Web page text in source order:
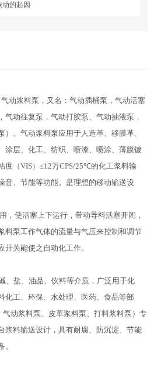
的起因
气动浆料泵，又名：气动插桶泵，气动活塞
气动往复泵，气动打胶泵、气动抽液泵，
。气动浆料泵应用于人造革、移膜革、
涂层、化工、纺织、喷漆、喷涂、薄膜镀
度（VIS）≤12万CPS/25℃的化工浆料输
音、节能等功能。是理想的移动输送设
，使活塞上下运行，带动导料活塞开闭，
料泵工作气体的流量与气压来控制和调节
关能使之自动化工作。
盐、油品、饮料等介质，广泛用于化
化工、环保、水处理、医药、食品等部
气动浆料泵、皮革浆料泵、打料浆料泵）专
浆料输送设计，具有耐腐、防沉淀、节能